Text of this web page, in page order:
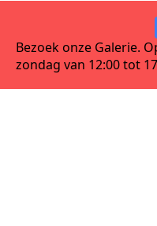
Bezoek onze Galerie.
zondag van 12:00 tot